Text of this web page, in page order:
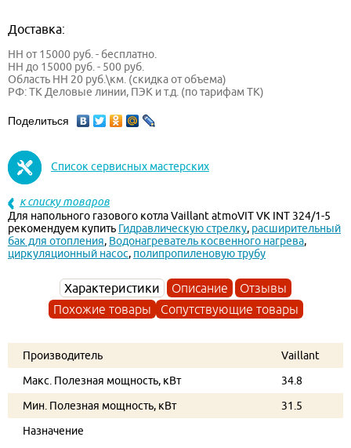
Доставка:
НН от 15000 руб. - бесплатно.
НН до 15000 руб. - 500 руб.
Область НН 20 руб.\км. (скидка от объема)
РФ: ТК Деловые линии, ПЭК и т.д. (по тарифам ТК)
Поделиться
Список сервисных мастерских
к списку товаров
Для напольного газового котла Vaillant atmoVIT VK INT 324/1-5
рекомендуем купить Гидравлическую стрелку, расширительный
бак для отопления, Водонагреватель косвенного нагрева,
циркуляционный насос, полипропиленовую трубу
Характеристики Описание
Отзывы
Похожие товары
Сопутствующие товары
Производитель
Vaillant
Макс. Полезная мощность, кВт
34.8
Мин. Полезная мощность, кВт
31.5
Назначение